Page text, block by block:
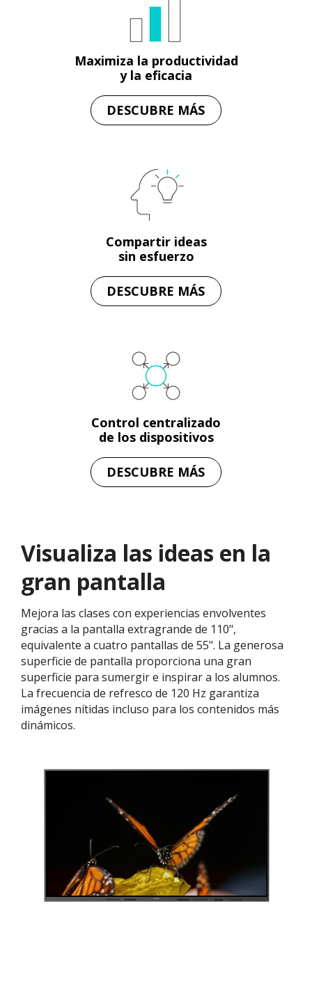
Maximiza la productividad
y la eficacia
DESCUBRE MÁS
Compartir ideas
sin esfuerzo
DESCUBRE MÁS
Control centralizado
de los dispositivos
DESCUBRE MÁS
Visualiza las ideas en la
gran pantalla
Mejora las clases con experiencias envolventes
gracias a la pantalla extragrande de 110",
equivalente a cuatro pantallas de 55". La generosa
superficie de pantalla proporciona una gran
superficie para sumergir e inspirar a los alumnos.
La frecuencia de refresco de 120 Hz garantiza
imágenes nítidas incluso para los contenidos más
dinámicos.